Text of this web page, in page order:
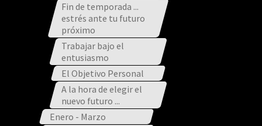
Fin de temporada ...
estrés ante tu futuro
próximo
Trabajar bajo el
entusiasmo
El Objetivo Personal
A la hora de elegir el
nuevo futuro ...
Enero - Marzo